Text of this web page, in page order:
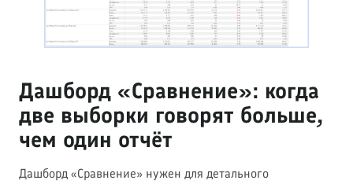
Дашборд «Сравнение»: когда
две выборки говорят больше,
чем один отчёт
Дашборд «Сравнение» нужен для детального